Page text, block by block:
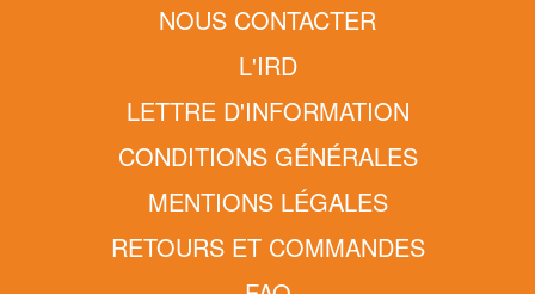
NOUS CONTACTER
L'IRD
LETTRE D'INFORMATION
CONDITIONS GÉNÉRALES
MENTIONS LÉGALES
RETOURS ET COMMANDES